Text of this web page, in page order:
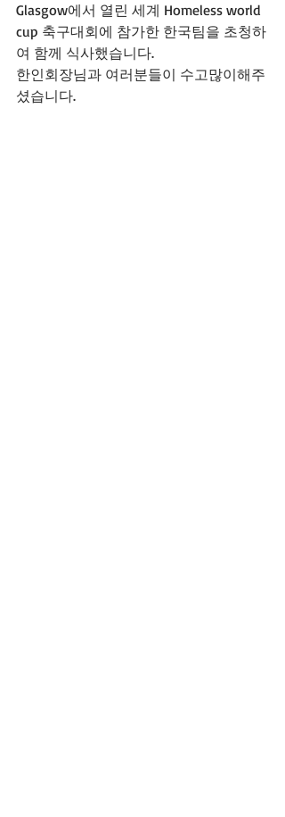
Glasgow에서 열린 세계 Homeless world
cup 축구대회에 참가한 한국팀을 초청하
여 함께 식사했습니다.
한인회장님과 여러분들이 수고많이해주
셨습니다.